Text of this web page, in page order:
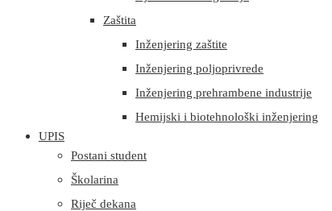
Zaštita
Inženjering zaštite
Inženjering poljoprivrede
Inženjering prehrambene industrije
Hemijski i biotehnološki inženjering
UPIS
Postani student
Školarina
Riječ dekana